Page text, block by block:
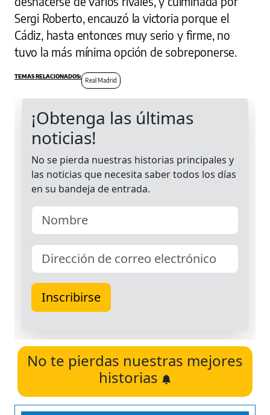
Sergi Roberto, encauzó la victoria porque el
Cádiz, hasta entonces muy serio y firme, no
tuvo la más mínima opción de sobreponerse.
Real Madrid
No te pierdas nuestras mejores
historias